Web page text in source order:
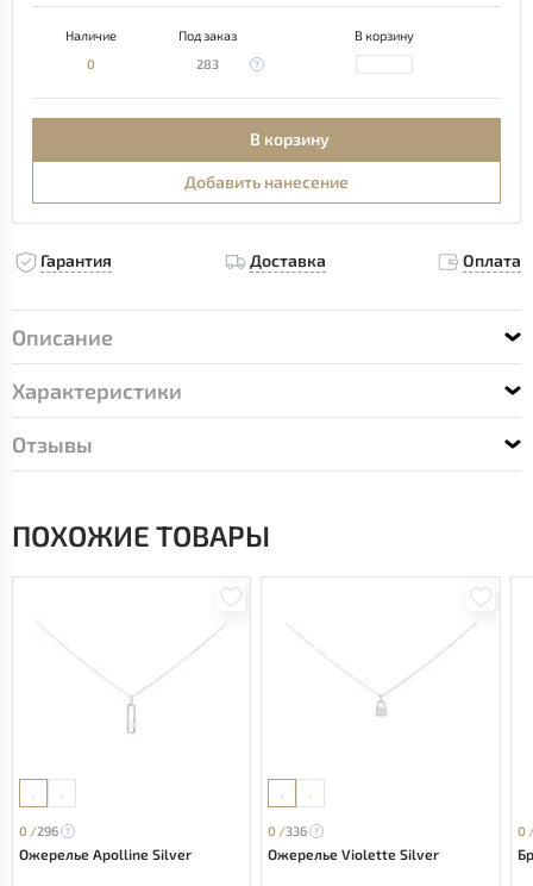
Наличие Под заказ
В корзину
0
283
В корзину
Добавить нанесение
Гарантия Доставка Оплата
Описание
Характеристики
Отзывы
ПОХОЖИЕ ТОВАРЫ
0 /296
Ожерелье Apolline Silver
0 /336
Ожерелье Violette Silver
0